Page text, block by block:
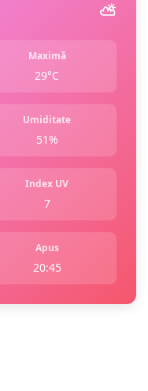
⛅️
Maximă
29°C
Umiditate
51%
Index UV
7
Apus
20:45